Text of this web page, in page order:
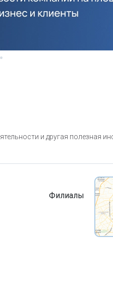
и другая полезная
Филиалы